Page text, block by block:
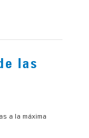
las
a la máxima